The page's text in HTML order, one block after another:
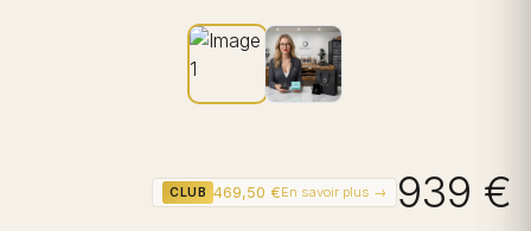
CLUB 469,50 €En savoir plus → 939 €